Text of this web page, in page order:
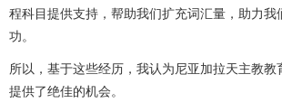
程科目提供支持，帮助我们扩充词汇量，助力我
功。
所以，基于这些经历，我认为尼亚加拉天主教教
提供了绝佳的机会。